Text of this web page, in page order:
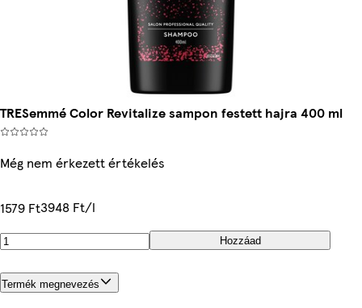
TRESemmé Color Revitalize sampon festett hajra 400 ml
Még nem érkezett értékelés
1579 Ft3948 Ft/l
Hozzáad
Termék megnevezés